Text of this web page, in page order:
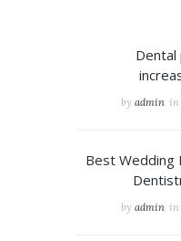
Dental
byadmin
Best Wedding
byadmin